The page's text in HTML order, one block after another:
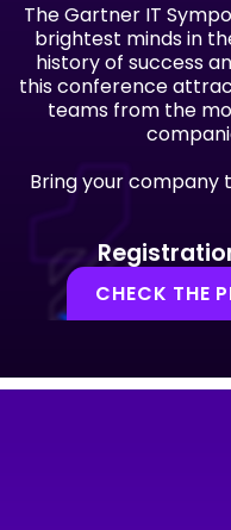
The Gartner IT
brightest minds in
history of success
this conference
teams from the
Bring your company
CHECK THE